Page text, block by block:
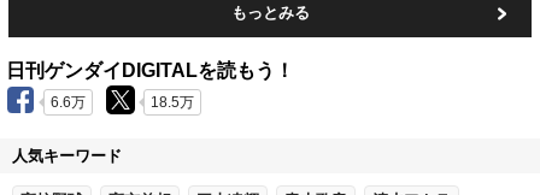
もっとみる
日刊ゲンダイDIGITALを読もう！
6.6万 18.5万
人気キーワード